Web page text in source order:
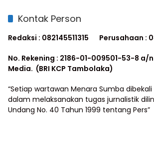
Kontak Person
Redaksi : 082145511315 Perusahaan :
No. Rekening : 2186-01-009501-53-8 a/
Media. (BRI KCP Tambolaka)
“Setiap wartawan Menara Sumba
dalam melaksanakan tugas jurnalistik
Undang No. 40 Tahun 1999 tentang Pers”